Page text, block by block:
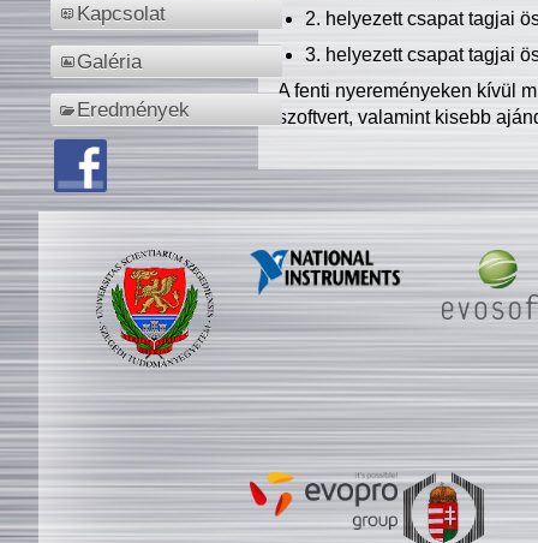
Kapcsolat
Galéria
Eredmények
2. helyezett csapat tagjai
3. helyezett csapat tagjai
A fenti nyereményeken kívül
szoftvert, valamint kisebb